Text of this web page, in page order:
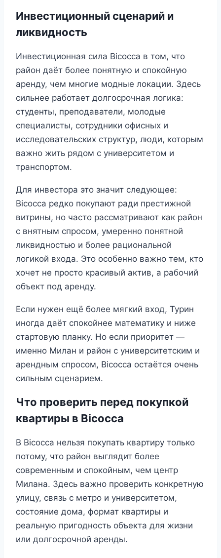
Инвестиционный сценарий и
ликвидность
Инвестиционная сила Bicocca в том, что
район даёт более понятную и спокойную
аренду, чем многие модные локации. Здесь
сильнее работает долгосрочная логика:
студенты, преподаватели, молодые
специалисты, сотрудники офисных и
исследовательских структур, люди, которым
важно жить рядом с университетом и
транспортом.
Для инвестора это значит следующее:
Bicocca редко покупают ради престижной
витрины, но часто рассматривают как район
с внятным спросом, умеренно понятной
ликвидностью и более рациональной
логикой входа. Это особенно важно тем, кто
хочет не просто красивый актив, а рабочий
объект под аренду.
Если нужен ещё более мягкий вход, Турин
иногда даёт спокойнее математику и ниже
стартовую планку. Но если приоритет —
именно Милан и район с университетским и
арендным спросом, Bicocca остаётся очень
сильным сценарием.
Что проверить перед покупкой
квартиры в Bicocca
В Bicocca нельзя покупать квартиру только
потому, что район выглядит более
современным и спокойным, чем центр
Милана. Здесь важно проверить конкретную
улицу, связь с метро и университетом,
состояние дома, формат квартиры и
реальную пригодность объекта для жизни
или долгосрочной аренды.